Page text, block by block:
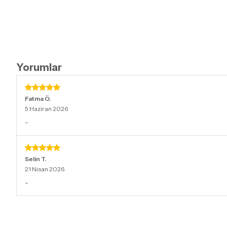
Yorumlar
Fatma Ö.
5 Haziran 2026
-
Selin T.
21 Nisan 2026
-